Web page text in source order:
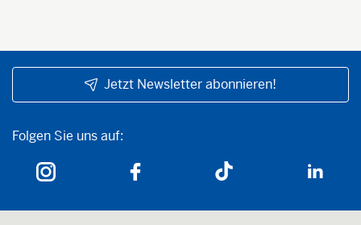
Jetzt Newsletter abonnieren!
Folgen Sie uns auf:
Folgen Sie uns auf: